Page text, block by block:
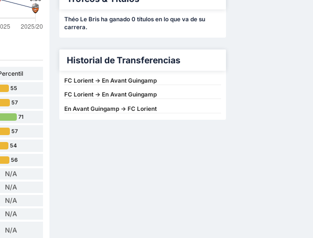
55
57
71
57
54
56
N/A
N/A
N/A
N/A
N/A
Théo Le Bris ha ganado 0 títulos en lo que va de su
carrera.
Historial de Transferencias
FC Lorient -> En Avant Guingamp
FC Lorient -> En Avant Guingamp
En Avant Guingamp -> FC Lorient